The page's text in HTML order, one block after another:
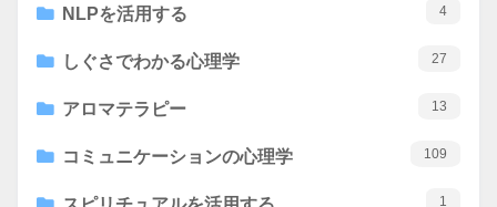
NLPを活用する 4
しぐさでわかる心理学 27
アロマテラピー 13
コミュニケーションの心理学 109
1